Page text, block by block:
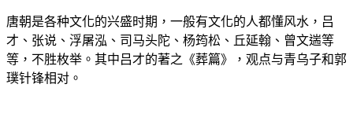
唐朝是各种文化的兴盛时期，一般有文化的人都懂风水，吕
才、张说、浮屠泓、司马头陀、杨筠松、丘延翰、曾文遄等
等，不胜枚举。其中吕才的著之《葬篇》，观点与青乌子和郭
璞针锋相对。